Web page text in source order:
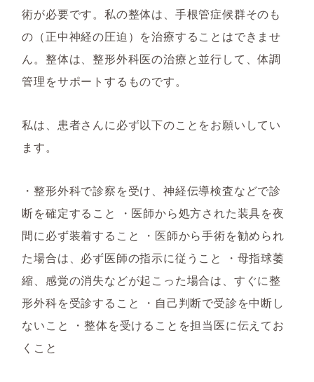
術が必要です。私の整体は、手根管症候群そのも
の（正中神経の圧迫）を治療することはできませ
ん。整体は、整形外科医の治療と並行して、体調
管理をサポートするものです。
私は、患者さんに必ず以下のことをお願いしてい
ます。
・整形外科で診察を受け、神経伝導検査などで診
断を確定すること ・医師から処方された装具を夜
間に必ず装着すること ・医師から手術を勧められ
た場合は、必ず医師の指示に従うこと ・母指球萎
縮、感覚の消失などが起こった場合は、すぐに整
形外科を受診すること ・自己判断で受診を中断し
ないこと ・整体を受けることを担当医に伝えてお
くこと